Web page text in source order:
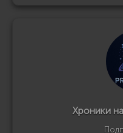
Хроники